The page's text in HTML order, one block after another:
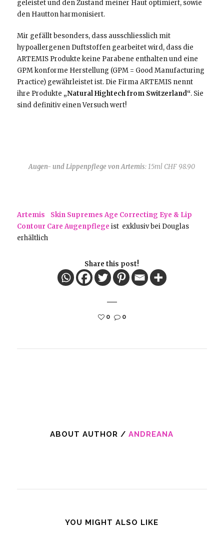
geleistet und den Zustand meiner Haut optimiert, sowie
den Hautton harmonisiert.
Mir gefällt besonders, dass ausschliesslich mit
hypoallergenen Duftstoffen gearbeitet wird, dass die
ARTEMIS Produkte keine Parabene enthalten und eine
GPM konforme Herstellung (GPM = Good Manufacturing
Practice) gewährleistet ist. Die Firma ARTEMIS nennt
ihre Produkte „Natural Hightech from Switzerland“. Sie
sind definitiv einen Versuch wert!
Augen- und Lippenpflege von Artemis: 15ml CHF 98.90
Artemis Skin Supremes Age Correcting Eye & Lip
Contour Care Augenpflege ist exklusiv bei Douglas
erhältlich
Share this post!
0 0
ABOUT AUTHOR /ANDREANA
YOU MIGHT ALSO LIKE